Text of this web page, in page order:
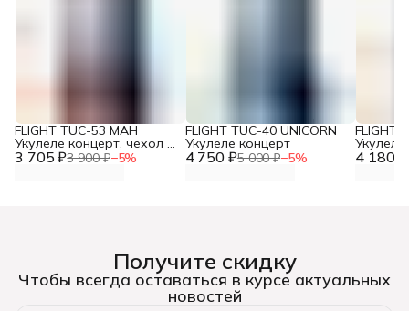
3 705 ₽3 900 ₽−5%
FLIGHT TUC-53 MAH
Укулеле концерт, чехол в
комплекте 4 750 ₽5 000 ₽−5%
FLIGHT TUC-40 UNICORN
Укулеле концерт
4 180 ₽
FLIGHT
чехлом
Получите скидку
Чтобы всегда оставаться в курсе актуальных
новостей